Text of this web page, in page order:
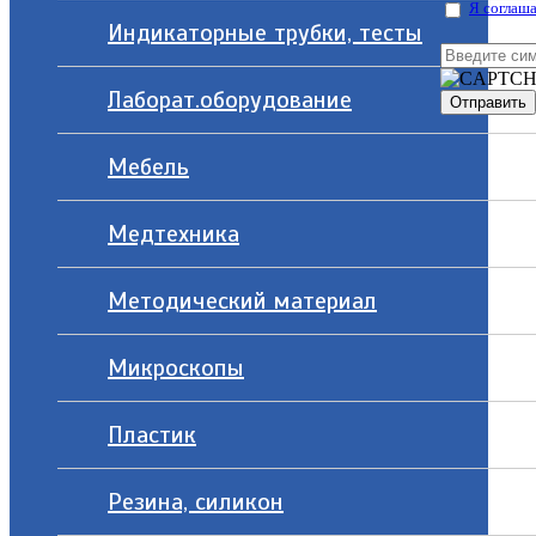
Индикаторные трубки, тесты
Лаборат.оборудование
Мебель
Медтехника
Методический материал
Микроскопы
Пластик
Резина, силикон
Я